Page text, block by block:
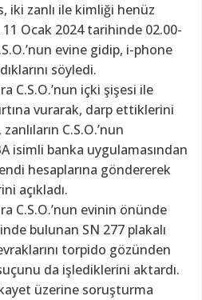
iki zanlı ile kimliği henüz
Ocak 2024 tarihinde 02.00-
evine gidip, i-phone
söyledi.
C.S.O.’nun içki şişesi ile
vurarak, darp ettiklerini
C.S.O.’nun
isimli banka uygulamasından
hesaplarına göndererek
açıkladı.
C.S.O.’nun evinin önünde
bulunan SN 277 plakalı
torpido gözünden
da işlediklerini aktardı.
üzerine soruşturma